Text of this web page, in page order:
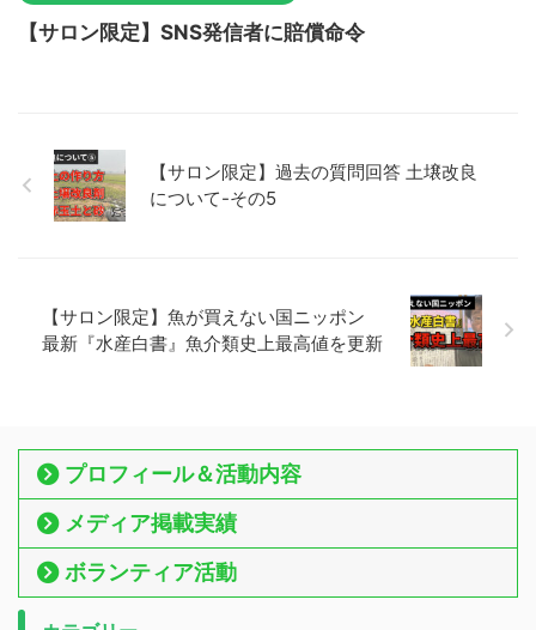
【サロン限定】SNS発信者に賠償命令
【サロン限定】過去の質問回答 土壌改良
について-その5
【サロン限定】魚が買えない国ニッポン
最新『水産白書』魚介類史上最高値を更新
プロフィール＆活動内容
メディア掲載実績
ボランティア活動